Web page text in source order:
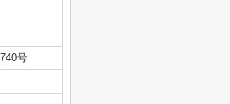
号